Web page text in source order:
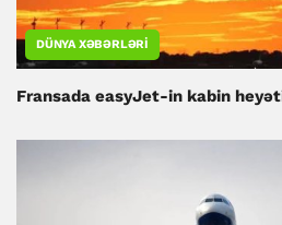
DÜNYA XƏBƏRLƏRI
Fransada easyJet-in kabin